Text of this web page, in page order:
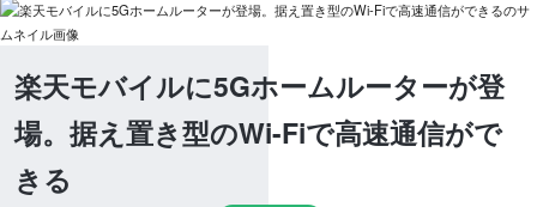
楽天モバイルに5Gホームルーターが登
場。据え置き型のWi-Fiで高速通信がで
きる